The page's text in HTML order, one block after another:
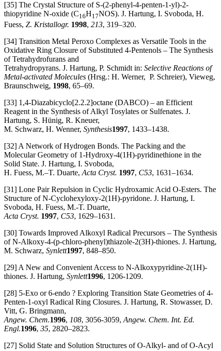
[35] The Crystal Structure of S-(2-phenyl-4-penten-1-yl)-2-
thiopyridine N-oxide (C16H17NOS). J. Hartung, I. Svoboda, H.
Fuess, Z. Kristallogr. 1998, 213, 319–320.
[34] Transition Metal Peroxo Complexes as Versatile Tools in the
Oxidative Ring Closure of Substituted 4-Pentenols – The Synthesis
of Tetrahydrofurans and
Tetrahydropyrans. J. Hartung, P. Schmidt in: Selective Reactions of
Metal-activated Molecules (Hrsg.: H. Werner, P. Schreier), Vieweg,
Braunschweig, 1998, 65–69.
[33] 1,4-Diazabicyclo[2.2.2]octane (DABCO) – an Efficient
Reagent in the Synthesis of Alkyl Tosylates or Sulfenates. J.
Hartung, S. Hünig, R. Kneuer,
M. Schwarz, H. Wenner, Synthesis1997, 1433–1438.
[32] A Network of Hydrogen Bonds. The Packing and the
Molecular Geometry of 1-Hydroxy-4(1H)-pyridinethione in the
Solid State. J. Hartung, I. Svoboda,
H. Fuess, M.–T. Duarte,Acta Cryst. 1997, C53, 1631–1634.
[31] Lone Pair Repulsion in Cyclic Hydroxamic Acid O-Esters. The
Structure of N-Cyclohexyloxy-2(1H)-pyridone. J. Hartung, I.
Svoboda, H. Fuess, M.-T. Duarte,
Acta Cryst. 1997, C53, 1629–1631.
[30] Towards Improved Alkoxyl Radical Precursors – The Synthesis
of N-Alkoxy-4-(p-chloro-phenyl)thiazole-2(3H)-thiones. J. Hartung,
M. Schwarz, Synlett1997, 848–850.
[29] A New and Convenient Access to N-Alkoxypyridine-2(1H)-
thiones. J. Hartung, Synlett1996, 1206-1209.
[28] 5-Exo or 6-endo ? Exploring Transition State Geometries of 4-
Penten-1-oxyl Radical Ring Closures. J. Hartung, R. Stowasser, D.
Vitt, G. Bringmann,
Angew. Chem.1996, 108, 3056-3059,Angew. Chem. Int. Ed.
Engl.1996, 35, 2820–2823.
[27] Solid State and Solution Structures of O-Alkyl- and of O-Acyl